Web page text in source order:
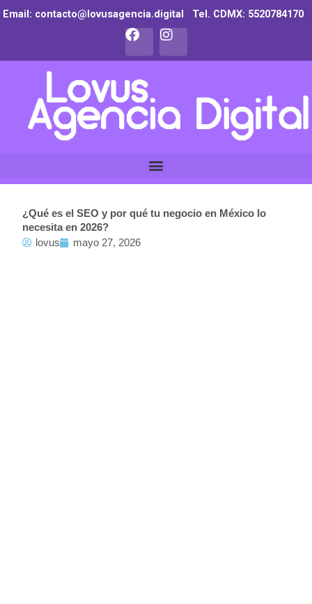
IrEmail: contacto@lovusagencia.digital Tel. CDMX: 5520784170
F
c
e
b
o
o
k
I
s
g
r
a
¿Qué es el SEO y por qué tu negocio en México lo
necesita en 2026?
lovus
mayo 27, 2026